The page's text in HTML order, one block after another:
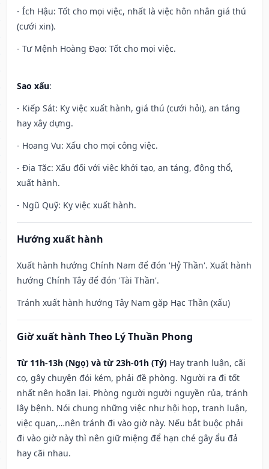
- Ích Hậu: Tốt cho mọi việc, nhất là việc hôn nhân giá thú
(cưới xin).
- Tư Mệnh Hoàng Đạo: Tốt cho mọi việc.
Sao xấu:
- Kiếp Sát: Kỵ việc xuất hành, giá thú (cưới hỏi), an táng
hay xây dựng.
- Hoang Vu: Xấu cho mọi công việc.
- Địa Tặc: Xấu đối với việc khởi tạo, an táng, động thổ,
xuất hành.
- Ngũ Quỹ: Kỵ việc xuất hành.
Hướng xuất hành
Xuất hành hướng Chính Nam để đón 'Hỷ Thần'. Xuất hành
hướng Chính Tây để đón 'Tài Thần'.
Tránh xuất hành hướng Tây Nam gặp Hạc Thần (xấu)
Giờ xuất hành Theo Lý Thuần Phong
Từ 11h-13h (Ngọ) và từ 23h-01h (Tý) Hay tranh luận, cãi
cọ, gây chuyện đói kém, phải đề phòng. Người ra đi tốt
nhất nên hoãn lại. Phòng người người nguyền rủa, tránh
lây bệnh. Nói chung những việc như hội họp, tranh luận,
việc quan,…nên tránh đi vào giờ này. Nếu bắt buộc phải
đi vào giờ này thì nên giữ miệng để hạn ché gây ẩu đả
hay cãi nhau.